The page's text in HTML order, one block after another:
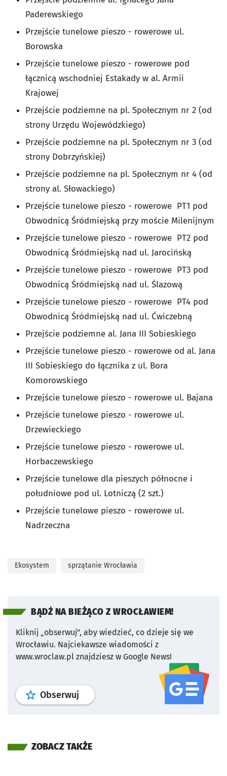
Paderewskiego
Przejście tunelowe pieszo - rowerowe ul.
Borowska
Przejście tunelowe pieszo - rowerowe pod
łącznicą wschodniej Estakady w al. Armii
Krajowej
Przejście podziemne na pl. Społecznym nr 2 (od
strony Urzędu Wojewódzkiego)
Przejście podziemne na pl. Społecznym nr 3 (od
strony Dobrzyńskiej)
Przejście podziemne na pl. Społecznym nr 4 (od
strony al. Słowackiego)
Przejście tunelowe pieszo - rowerowe PT1 pod
Obwodnicą Śródmiejską przy moście Milenijnym
Przejście tunelowe pieszo - rowerowe PT2 pod
Obwodnicą Śródmiejską nad ul. Jarocińską
Przejście tunelowe pieszo - rowerowe PT3 pod
Obwodnicą Śródmiejską nad ul. Ślazową
Przejście tunelowe pieszo - rowerowe PT4 pod
Obwodnicą Śródmiejską nad ul. Ćwiczebną
Przejście podziemne al. Jana III Sobieskiego
Przejście tunelowe pieszo - rowerowe od al. Jana
III Sobieskiego do łącznika z ul. Bora
Komorowskiego
Przejście tunelowe pieszo - rowerowe ul. Bajana
Przejście tunelowe pieszo - rowerowe ul.
Drzewieckiego
Przejście tunelowe pieszo - rowerowe ul.
Horbaczewskiego
Przejście tunelowe dla pieszych północne i
południowe pod ul. Lotniczą (2 szt.)
Przejście tunelowe pieszo - rowerowe ul.
Nadrzeczna
Ekosystem sprzątanie Wrocławia
BĄDŹ NA BIEŻĄCO Z WROCŁAWIEM!
Kliknij „obserwuj”, aby wiedzieć, co dzieje się we
Wrocławiu. Najciekawsze wiadomości z
www.wroclaw.pl znajdziesz w Google News!
Obserwuj profil serwisu
ZOBACZ TAKŻE